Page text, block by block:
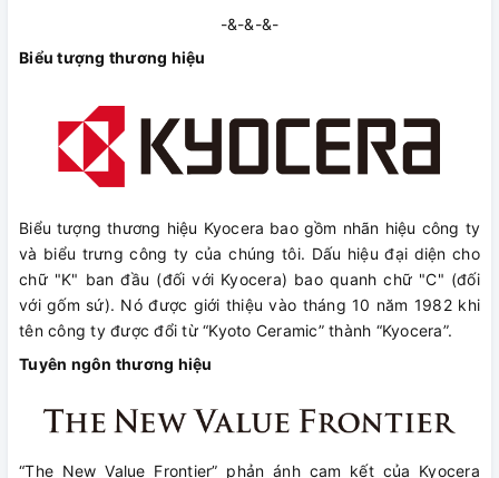
-&-&-&-
Biểu tượng thương hiệu
Biểu tượng thương hiệu Kyocera bao gồm nhãn hiệu công ty
và biểu trưng công ty của chúng tôi. Dấu hiệu đại diện cho
chữ "K" ban đầu (đối với Kyocera) bao quanh chữ "C" (đối
với gốm sứ). Nó được giới thiệu vào tháng 10 năm 1982 khi
tên công ty được đổi từ “Kyoto Ceramic” thành “Kyocera”.
Tuyên ngôn thương hiệu
“The New Value Frontier” phản ánh cam kết của Kyocera